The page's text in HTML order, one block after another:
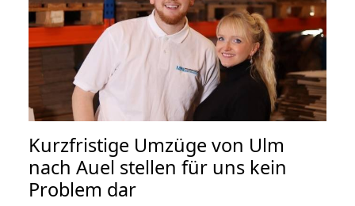
Kurzfristige Umzüge von Ulm
nach Auel stellen für uns kein
Problem dar